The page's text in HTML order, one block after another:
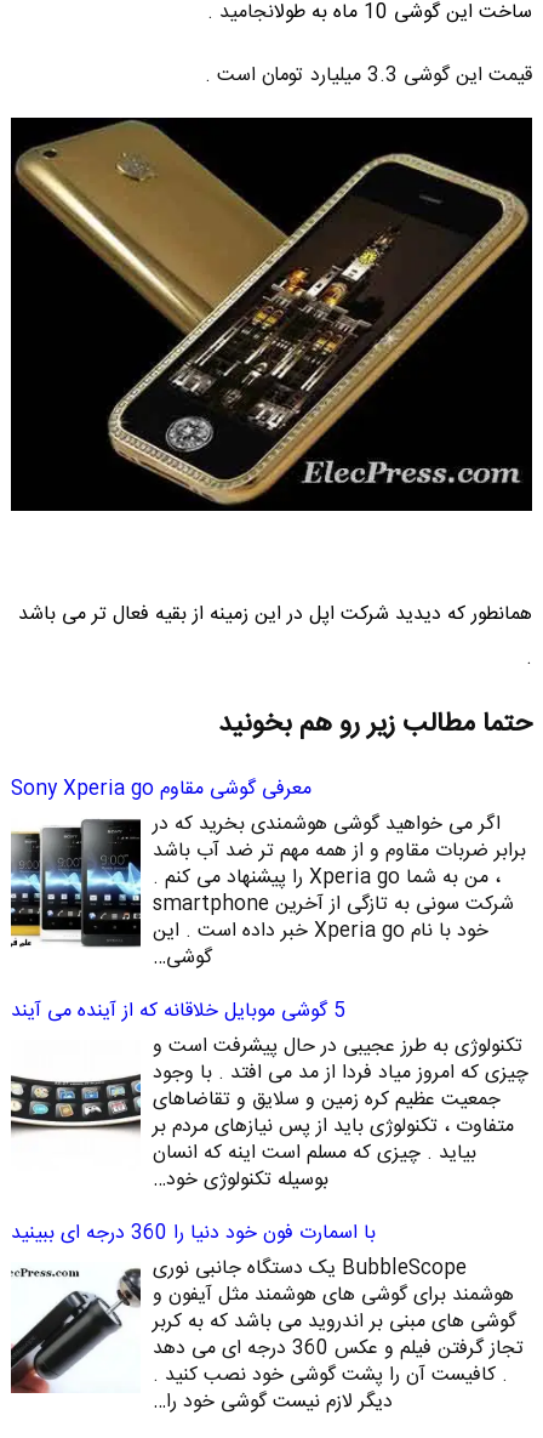
ساخت این گوشی 10 ماه به طول
انجامید .
قیمت این گوشی 3.3 میلیارد تومان است .
همانطور که دیدید شرکت اپل در این زمینه از بقیه فعال تر می باشد
.
حتما مطالب زیر رو هم بخونید
معرفی گوشی مقاوم Sony Xperia go
اگر می خواهید گوشی هوشمندی بخرید که در
برابر ضربات مقاوم و از همه مهم تر ضد آب باشد
، من به شما Xperia go را پیشنهاد می کنم .
شرکت سونی به تازگی از آخرین smartphone
خود با نام Xperia go خبر داده است . این
گوشی…
5 گوشی موبایل خلاقانه که از آینده می آیند
تکنولوژی به طرز عجیبی در حال پیشرفت است و
چیزی که امروز میاد فردا از مد می افتد . با وجود
جمعیت عظیم کره زمین و سلایق و تقاضاهای
متفاوت ، تکنولوژی باید از پس نیازهای مردم بر
بیاید . چیزی که مسلم است اینه که انسان
بوسیله تکنولوژی خود…
با اسمارت فون خود دنیا را 360 درجه ای ببینید
BubbleScope یک دستگاه جانبی نوری
هوشمند برای گوشی های هوشمند مثل آیفون و
گوشی های مبنی بر اندروید می باشد که به کربر
تجاز گرفتن فیلم و عکس 360 درجه ای می دهد
. کافیست آن را پشت گوشی خود نصب کنید .
دیگر لازم نیست گوشی خود را…